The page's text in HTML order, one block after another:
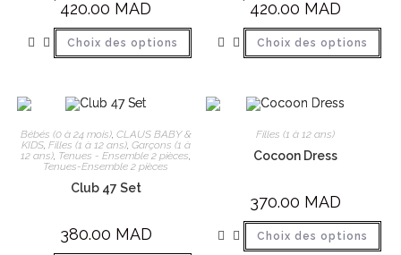
420.00 MAD
Choix des options
420.00 MAD
Choix des options
Bébés (0 à 24 mois), CLAUS BABY &
KIDS, Filles (1 à 12 ans), Garçons (1 à
12 ans), Tenues - Ensemble 2 pièces,
Tenues-Ensemble 2 pièces
Club 47 Set
380.00 MAD
Filles (1 à 12 ans)
Cocoon Dress
370.00 MAD
Choix des options